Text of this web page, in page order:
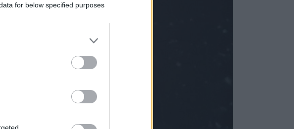
for below specified purposes